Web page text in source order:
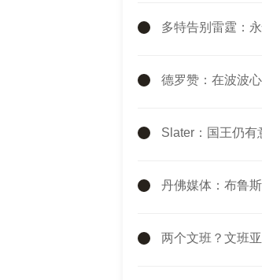
多特告别雷霆：
德罗赞：在波波
Slater：国王仍有
丹佛媒体：布鲁
两个文班？文班